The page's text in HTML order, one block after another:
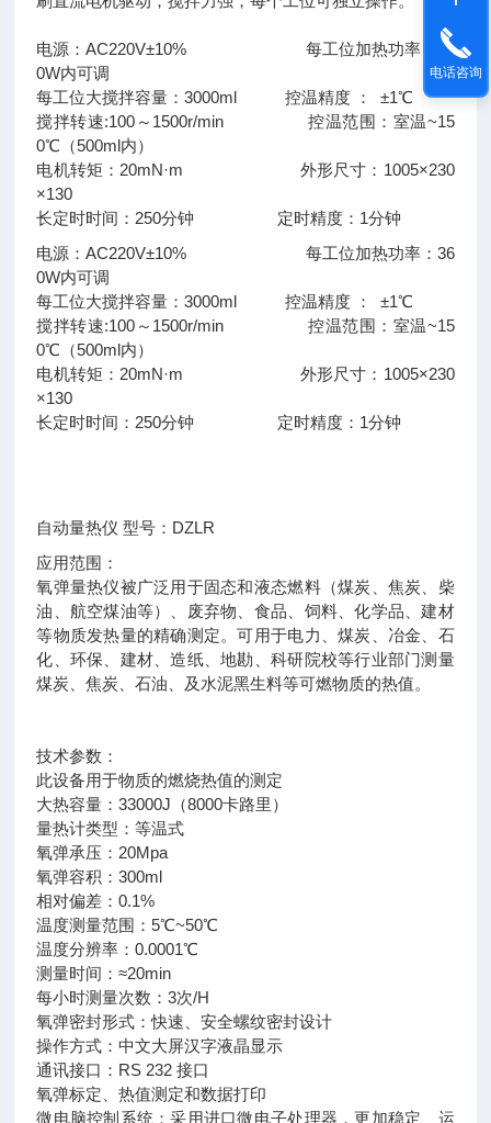
电源：AC220V±10% 每工位加热功率：36
0W内可调
每工位大搅拌容量：3000ml 控温精度 ： ±1℃
搅拌转速:100～1500r/min 控温范围：室温~15
0℃（500ml内）
电机转矩：20mN·m 外形尺寸：1005×230
×130
长定时时间：250分钟 定时精度：1分钟
电源：AC220V±10% 每工位加热功率：36
0W内可调
每工位大搅拌容量：3000ml 控温精度 ： ±1℃
搅拌转速:100～1500r/min 控温范围：室温~15
0℃（500ml内）
电机转矩：20mN·m 外形尺寸：1005×230
×130
长定时时间：250分钟 定时精度：1分钟
自动量热仪 型号：DZLR
应用范围：
氧弹量热仪被广泛用于固态和液态燃料（煤炭、焦炭、柴
油、航空煤油等）、废弃物、食品、饲料、化学品、建材
等物质发热量的精确测定。可用于电力、煤炭、冶金、石
化、环保、建材、造纸、地勘、科研院校等行业部门测量
煤炭、焦炭、石油、及水泥黑生料等可燃物质的热值。
技术参数：
此设备用于物质的燃烧热值的测定
大热容量：33000J（8000卡路里）
量热计类型：等温式
氧弹承压：20Mpa
氧弹容积：300ml
相对偏差：0.1%
温度测量范围：5℃~50℃
温度分辨率：0.0001℃
测量时间：≈20min
每小时测量次数：3次/H
氧弹密封形式：快速、安全螺纹密封设计
操作方式：中文大屏汉字液晶显示
通讯接口：RS 232 接口
氧弹标定、热值测定和数据打印
微电脑控制系统：采用进口微电子处理器，更加稳定、运
电话咨询